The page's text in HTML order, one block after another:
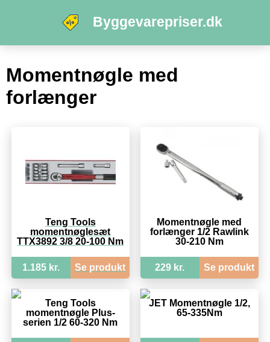
Byggevarepriser.dk
Momentnøgle med
forlænger
Teng Tools
momentnøglesæt
TTX3892 3/8 20-100 Nm
1.185 kr. Se produkt
Momentnøgle med
forlænger 1/2 Rawlink
30-210 Nm
229 kr. Se produkt
Teng Tools
momentnøgle Plus-
serien 1/2 60-320 Nm
JET Momentnøgle 1/2,
65-335Nm